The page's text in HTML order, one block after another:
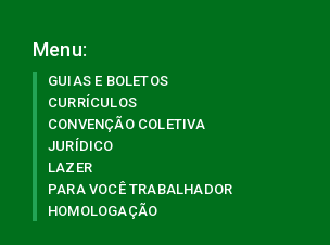
Menu:
GUIAS E BOLETOS
CURRÍCULOS
CONVENÇÃO COLETIVA
JURÍDICO
LAZER
PARA VOCÊ TRABALHADOR
HOMOLOGAÇÃO